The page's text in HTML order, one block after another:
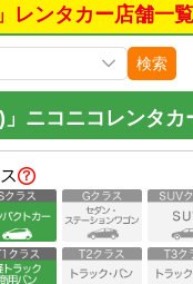
ンタカー店舗一覧
検索
ニコニコレンタカ